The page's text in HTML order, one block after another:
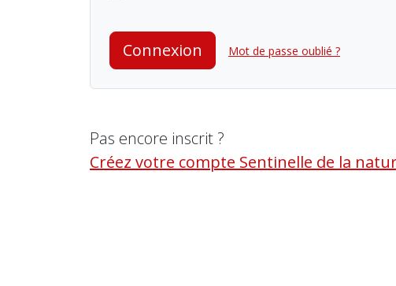
Connexion Mot de passe oublié ?
Pas encore inscrit ?
Créez votre compte Sentinelle de la